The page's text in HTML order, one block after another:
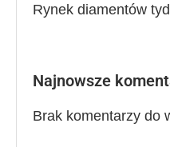
Rynek diamentów
Najnowsze
Brak komentarzy do